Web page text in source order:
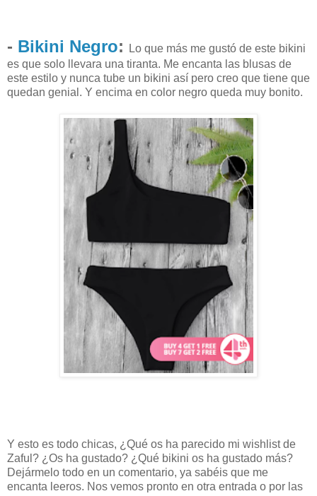
- Bikini Negro:
Lo que más me gustó de este bikini
es que solo llevara una tiranta. Me encanta las blusas de
este estilo y nunca tube un bikini así pero creo que tiene que
quedan genial. Y encima en color negro queda muy bonito.
Y esto es todo chicas, ¿Qué os ha parecido mi wishlist de
Zaful? ¿Os ha gustado? ¿Qué bikini os ha gustado más?
Dejármelo todo en un comentario, ya sabéis que me
encanta leeros. Nos vemos pronto en otra entrada o por las